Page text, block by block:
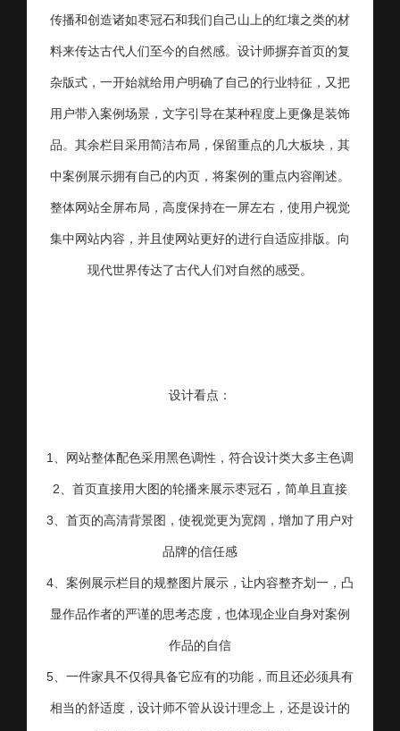
传播和创造诸如枣冠石和我们自己山上的红壤之类的材
料来传达古代人们至今的自然感。设计师摒弃首页的复
杂版式，一开始就给用户明确了自己的行业特征，又把
用户带入案例场景，文字引导在某种程度上更像是装饰
品。其余栏目采用简洁布局，保留重点的几大板块，其
中案例展示拥有自己的内页，将案例的重点内容阐述。
整体网站全屏布局，高度保持在一屏左右，使用户视觉
集中网站内容，并且使网站更好的进行自适应排版。向
现代世界传达了古代人们对自然的感受。
设计看点：
1、网站整体配色采用黑色调性，符合设计类大多主色调
2、首页直接用大图的轮播来展示枣冠石，简单且直接
3、首页的高清背景图，使视觉更为宽阔，增加了用户对
品牌的信任感
4、案例展示栏目的规整图片展示，让内容整齐划一，凸
显作品作者的严谨的思考态度，也体现企业自身对案例
作品的自信
5、 一件家具不仅得具备它应有的功能，而且还必须具有
相当的舒适度，设计师不管从设计理念上，还是设计的